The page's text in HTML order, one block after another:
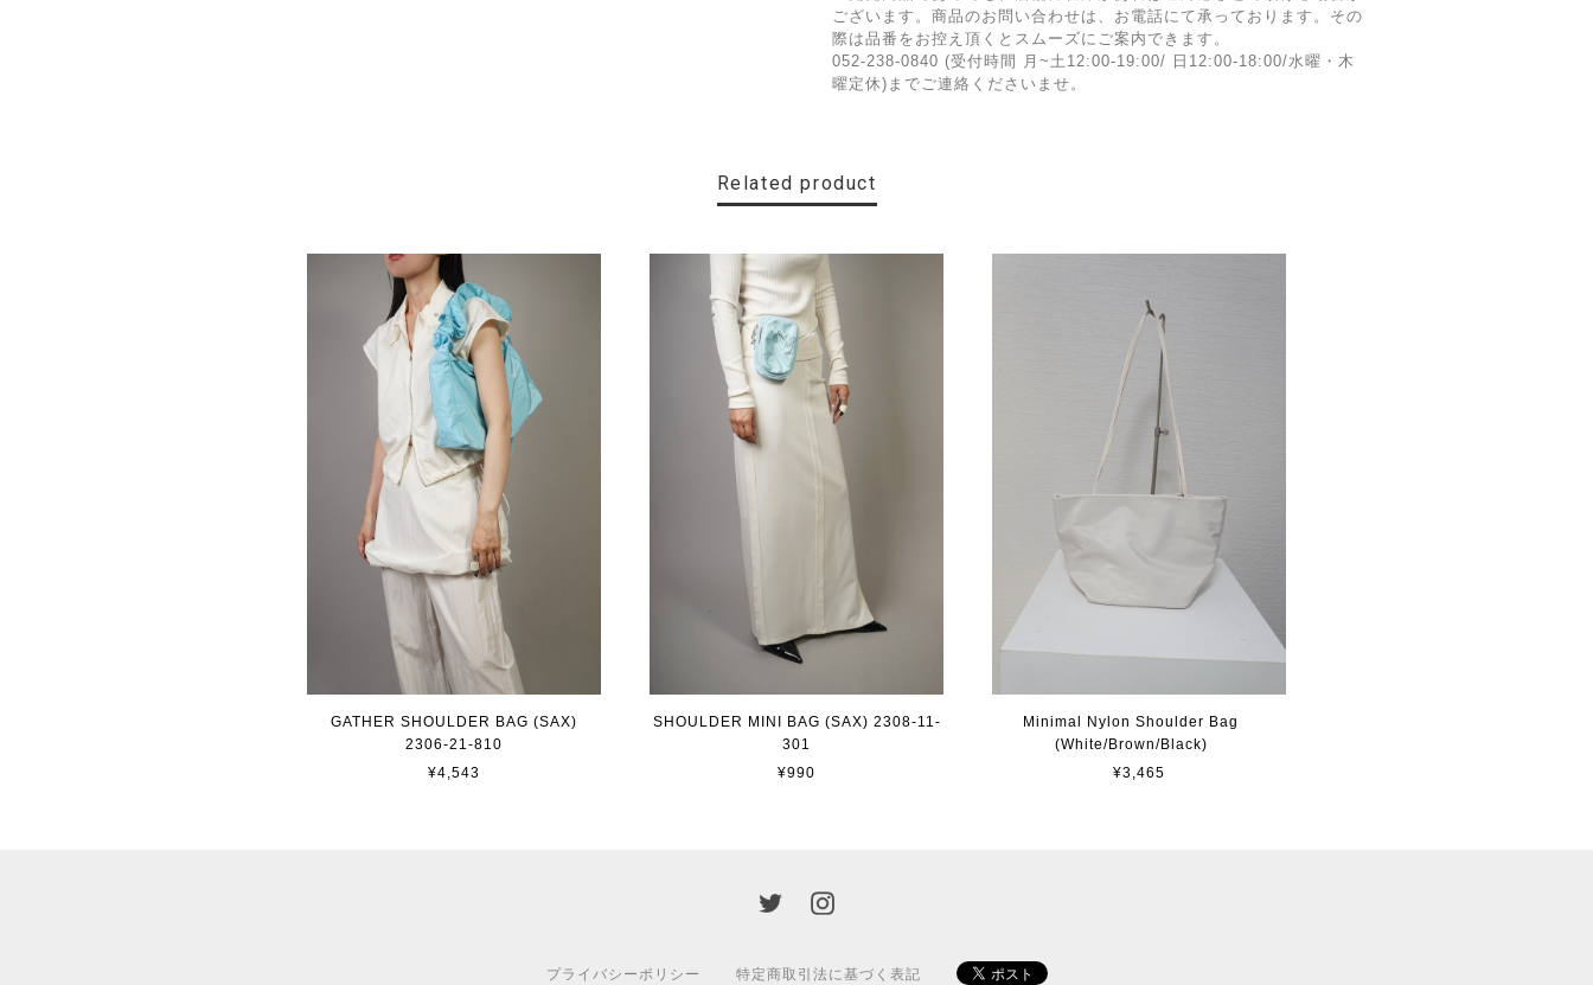
ございます。商品のお問い合わせは、お電話にて承っております。その
際は品番をお控え頂くとスムーズにご案内できます。
052-238-0840 (受付時間 月~土12:00-19:00/ 日12:00-18:00/水曜・木
曜定休)までご連絡くださいませ。
Related product
GATHER SHOULDER BAG (SAX)
2306-21-810
¥4,543
SHOULDER MINI BAG (SAX) 2308-11-
301
¥990
Minimal Nylon Shoulder Bag
(White/Brown/Black)
¥3,465
プライバシーポリシー 特定商取引法に基づく表記